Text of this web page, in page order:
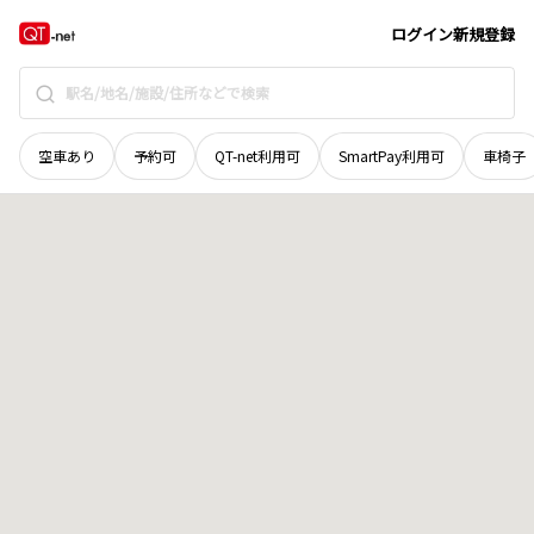
ログイン新規登録
空車あり 予約可 QT-net利用可 SmartPay利用可 車椅子
北海道